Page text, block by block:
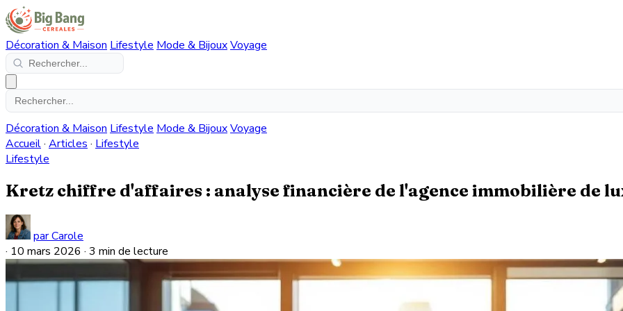
Décoration & Maison Lifestyle Mode & BijouxVoyage
Décoration & Maison Lifestyle Mode & BijouxVoyage
Accueil· Articles · Lifestyle
Lifestyle
Kretz chiffre d'affaires : analyse financière de l'agence immobilière de
par Carole
· 10 mars 2026 · 3 min de lecture